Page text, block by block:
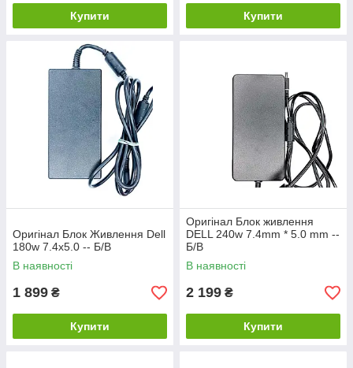
Купити Купити
Оригінал Блок Живлення Dell
180w 7.4x5.0 -- Б/В
В наявності
1 899 ₴
Купити
Оригінал Блок живлення
DELL 240w 7.4mm * 5.0 mm --
Б/В
В наявності
2 199 ₴
Купити